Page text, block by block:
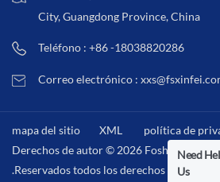
City, Guangdong Province, China
Teléfono : +86 -18038820286
Correo electrónico :
mapa del sitio XML
política de
Derechos de autor © 2026 Foshan Xinfei
.Reservados todos los derechos . / XML
Need
Us